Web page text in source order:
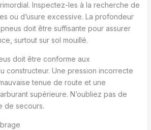
Inspectez-les à la recherche de
ou d’usure excessive. La profondeur
doit être suffisante pour assurer
surtout sur sol mouillé.
doit être conforme aux
constructeur. Une pression incorrecte
tenue de route et une
supérieure. N’oubliez pas de
de secours.